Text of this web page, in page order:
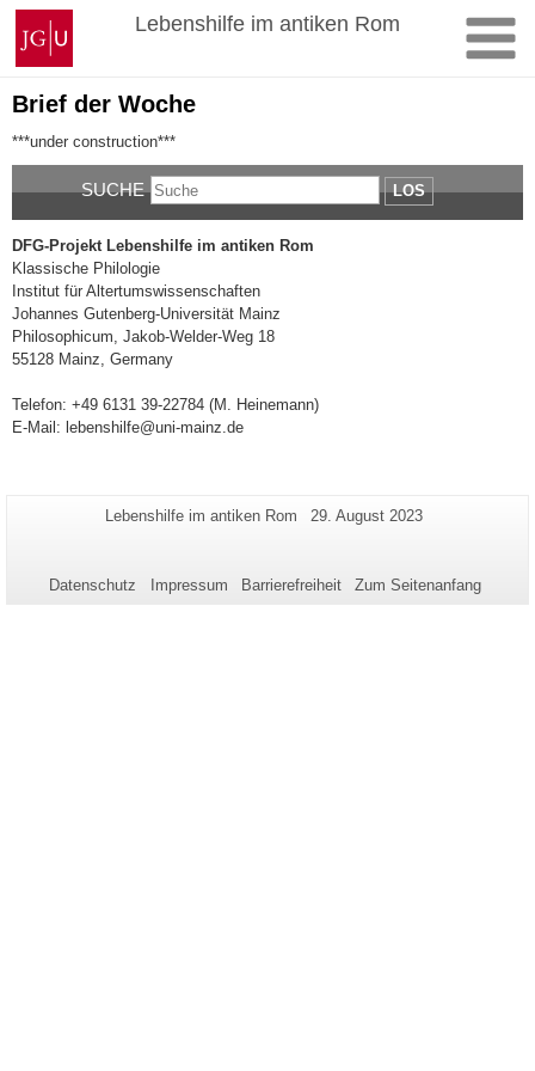
Zum
Inhalt
springen
Johannes
Gutenberg-
Universität
Mainz
Lebenshilfe im antiken Rom
Brief der Woche
***under construction***
SUCHE LOS
DFG-Projekt Lebenshilfe im antiken Rom
Klassische Philologie
Institut für Altertumswissenschaften
Johannes Gutenberg-Universität Mainz
Philosophicum, Jakob-Welder-Weg 18
55128 Mainz, Germany
Telefon: +49 6131 39-22784 (M. Heinemann)
E-Mail: lebenshilfe@uni-mainz.de
Zusätzliche
dieser
Seiten-
Lebenshilfe im antiken Rom
Letzte
29. August 2023
Datenschutz Impressum Barrierefreiheit Zum Seitenanfang